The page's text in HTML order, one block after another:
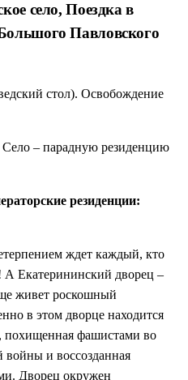
село, Поездка в
Павловского
стол). Освобождение
– парадную резиденцию
резиденции:
ждет каждый, кто
А Екатерининский дворец –
живет роскошный
в этом дворце находится
похищенная фашистами во
войны и воссозданная
Дворец окружен